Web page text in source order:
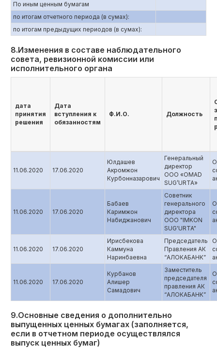
По иным ценным бумагам
по итогам отчетного периода (в сумах):
по итогам предыдущих периодов (в сумах):
8.Изменения в составе наблюдательного
совета, ревизионной комиссии или
исполнительного органа
дата
принятия
решения
Дата
вступления к
обязанностям
Ф.И.О. Должность
11.06.2020 17.06.2020
Юлдашев
Акромжон
Курбонназарович
Генеральный
директор
ООО «OMAD
SUG’URTA»
11.06.2020 17.06.2020
Бабаев
Каримжон
Набиджанович
Советник
генерального
директора
ООО "IMKON
SUG'URTA"
11.06.2020 17.06.2020
Ирисбекова
Каммуна
Наринбаевна
Председатель
Правления АК
“АЛОКАБАНК”
11.06.2020 17.06.2020
Курбанов
Алишер
Самадович
Заместитель
председателя
правления АК
“АЛОКАБАНК”
9.Основные сведения о дополнительно
выпущенных ценных бумагах (заполняется,
если в отчетном периоде осуществлялся
выпуск ценных бумаг)